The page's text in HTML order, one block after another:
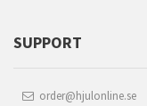
SUPPORT
order@hjulonline.se